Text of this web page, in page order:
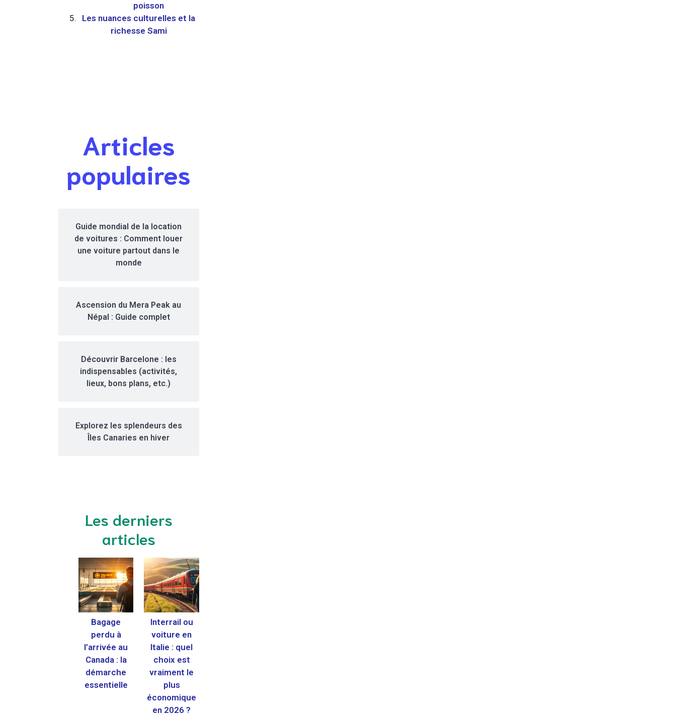
poisson
Les nuances culturelles et la
richesse Sami
Articles
populaires
Guide mondial de la location
de voitures : Comment louer
une voiture partout dans le
monde
Ascension du Mera Peak au
Népal : Guide complet
Découvrir Barcelone : les
indispensables (activités,
lieux, bons plans, etc.)
Explorez les splendeurs des
Îles Canaries en hiver
Les derniers
articles
Bagage
perdu à
l’arrivée au
Canada : la
démarche
essentielle
Interrail ou
voiture en
Italie : quel
choix est
vraiment le
plus
économique
en 2026 ?